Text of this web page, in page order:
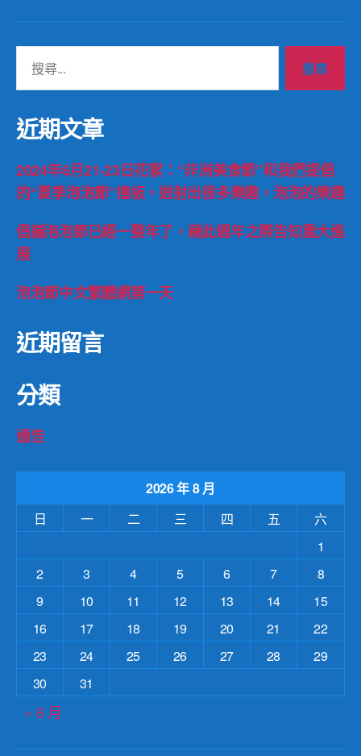
鍵
字:
近期文章
2024年6月21-23日花絮：“非洲美食節”和我們提倡
的“夏季泡泡節”撞板，迸射出很多樂趣，泡泡的樂趣
倡議泡泡節已經一整年了，藉此週年之際告知重大進
展
泡泡節中文繁體網第一天
近期留言
分類
通告
2026 年 8 月
日
一 二 三 四 五
六
1
2
3 4 5 6 7
8
9
10 11 12 13 14
15
16
17 18 19 20 21
22
23
24 25 26 27 28
29
30
31
« 6 月